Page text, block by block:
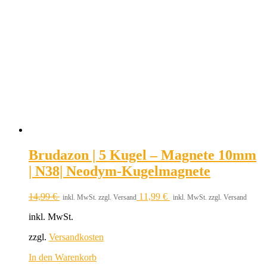
Brudazon | 5 Kugel – Magnete 10mm
| N38| Neodym-Kugelmagnete
14,99€ inkl. MwSt. zzgl. Versand 11,99 € inkl. MwSt. zzgl. Versand
inkl. MwSt.
zzgl. Versandkosten
In den Warenkorb